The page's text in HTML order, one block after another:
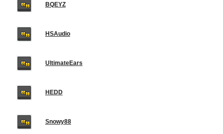
BQEYZ
HSAudio
UltimateEars
HEDD
Snowy88